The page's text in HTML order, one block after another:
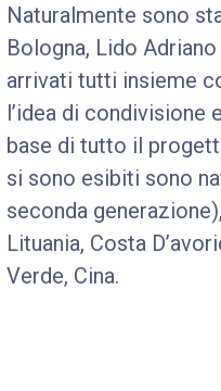
Naturalmente sono
Bologna, Lido
arrivati tutti insieme
l’idea di condivisione
base di tutto il
si sono esibiti sono
seconda
Lituania, Costa
Verde, Cina.